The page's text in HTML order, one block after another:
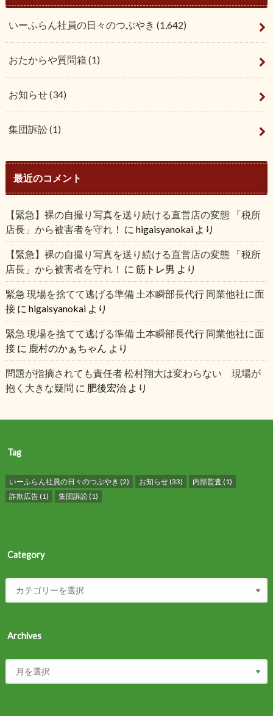
いーふらん社員の日々のつぶやき (1,642)
おたからや質問箱 (1)
お知らせ(34)
集団訴訟(1)
最近のコメント
【緊急】裸の自撮り写真を送り続ける直営店の変態 「税所
店長」から被害者を守れ！ に higaisyanokaiより
【緊急】裸の自撮り写真を送り続ける直営店の変態 「税所
店長」から被害者を守れ！ に 筋トレ男 より
緊急 現場を捨てて逃げる準備 土本瞬部長代行 同業他社に面
接に higaisyanokaiより
緊急 現場を捨てて逃げる準備 土本瞬部長代行 同業他社に面
接に 鹿村のかぁちゃん より
問題が指摘されても責任者 松村翔大は変わらない 現場が
抱く大きな疑問 に 肥後宏治より
Tag
いーふらん社員の日々のつぶやき (2) お知らせ(33) 内部監査 (1)
詐欺広告(1) 集団訴訟(1)
Category
Archives